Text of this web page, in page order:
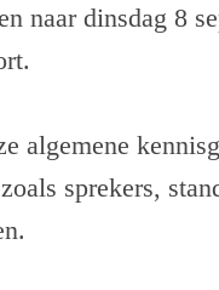
naar dinsdag 8
algemene
sprekers,